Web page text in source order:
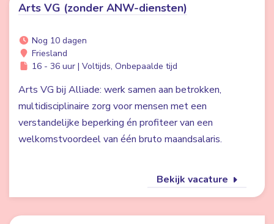
Arts VG (zonder ANW-diensten)
Nog 10 dagen
Friesland
16 - 36 uur | Voltijds, Onbepaalde tijd
Arts VG bij Alliade: werk samen aan betrokken,
multidisciplinaire zorg voor mensen met een
verstandelijke beperking én profiteer van een
welkomstvoordeel van één bruto maandsalaris.
Bekijk vacature